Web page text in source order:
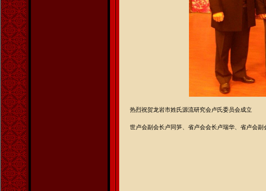
热烈祝贺龙岩市姓氏源流研究会卢氏委员会成立
世卢会副会长卢同笋、省卢会会长卢瑞华、省卢会